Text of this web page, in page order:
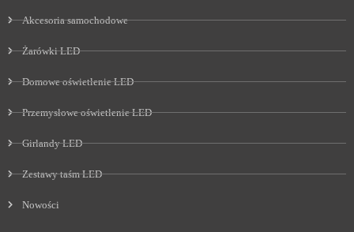
Akcesoria samochodowe
Żarówki LED
Domowe oświetlenie LED
Przemysłowe oświetlenie LED
Girlandy LED
Zestawy taśm LED
Nowości